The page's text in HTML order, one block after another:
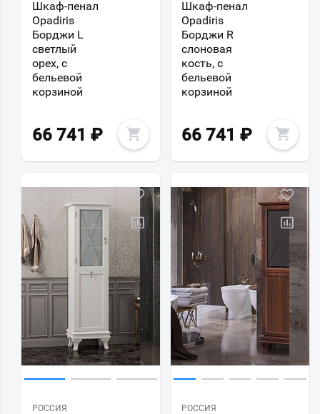
Шкаф-пенал
Opadiris
Борджи L
светлый
орех, с
бельевой
корзиной
66 741 ₽
Шкаф-пенал
Opadiris
Борджи R
слоновая
кость, с
бельевой
корзиной
66 741 ₽
РОССИЯ
РОССИЯ